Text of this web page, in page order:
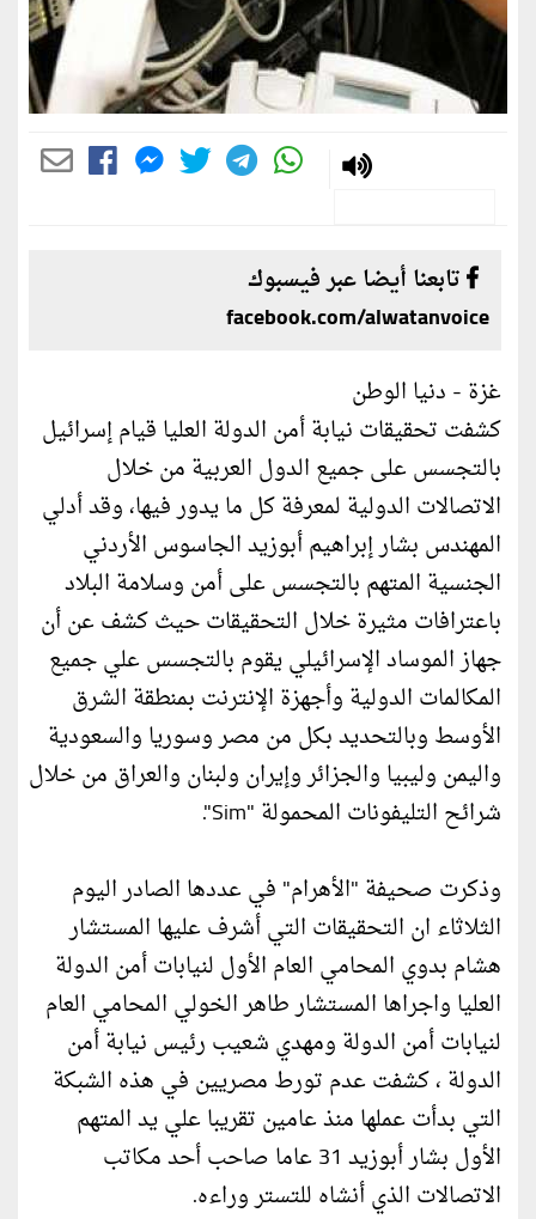
تابعنا أيضا عبر فيسبوك
facebook.com/alwatanvoice
غزة - دنيا الوطن
كشفت تحقيقات نيابة أمن الدولة العليا قيام إسرائيل
بالتجسس على جميع الدول العربية من خلال
الاتصالات الدولية لمعرفة كل ما يدور فيها، وقد أدلي
المهندس بشار إبراهيم أبوزيد الجاسوس الأردني
الجنسية المتهم بالتجسس على أمن وسلامة البلاد
باعترافات مثيرة خلال التحقيقات حيث كشف عن أن
جهاز الموساد الإسرائيلي يقوم بالتجسس علي جميع
المكالمات الدولية وأجهزة الإنترنت بمنطقة الشرق
الأوسط وبالتحديد بكل من مصر وسوريا والسعودية
واليمن وليبيا والجزائر وإيران ولبنان والعراق من خلال
شرائح التليفونات المحمولة "Sim".
وذكرت صحيفة "الأهرام" في عددها الصادر اليوم
الثلاثاء ان التحقيقات التي أشرف عليها المستشار
هشام بدوي المحامي العام الأول لنيابات أمن الدولة
العليا واجراها المستشار طاهر الخولي المحامي العام
لنيابات أمن الدولة ومهدي شعيب رئيس نيابة أمن
الدولة ، كشفت عدم تورط مصريين في هذه الشبكة
التي بدأت عملها منذ عامين تقريبا علي يد المتهم
الأول بشار أبوزيد 31 عاما صاحب أحد مكاتب
الاتصالات الذي أنشاه للتستر وراءه.